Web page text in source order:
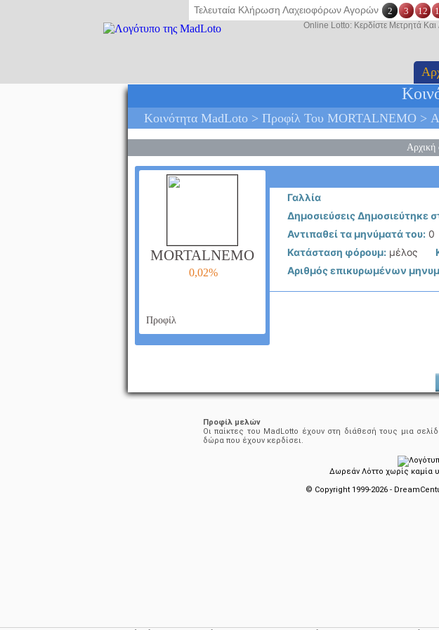
Τελευταία Κλήρωση Λαχειοφόρων Αγορών 2 3 12
Online Lotto: Κερδίστε Μετρητά
Κοινότητα MadLoto > Προφίλ Του MORTALNEMO >
Αρχική
MORTALNEMO
0,02%
Προφίλ
Γαλλία
Δημοσιεύσεις Δημοσιεύτηκε
Αντιπαθεί τα μηνύματά του:0
Κατάσταση φόρουμ:μέλος
Αριθμός επικυρωμένων
Προφίλ μελών
Οι παίκτες του MadLotto έχουν στη διάθεσή τους μια
δώρα που έχουν κερδίσει.
Δωρεάν Λόττο χωρίς καμία
© Copyright 1999-2026 -